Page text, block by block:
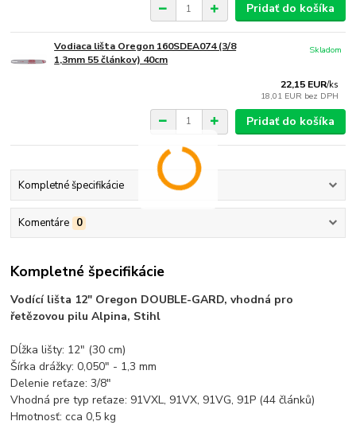
Pridať do košíka
Vodiaca lišta Oregon 160SDEA074 (3/8
1,3mm 55 článkov) 40cm
22,15 EUR/ks
18,01 EUR bez DPH
Skladom
Pridať do košíka
Kompletné špecifikácie
Komentáre 0
Kompletné špecifikácie
Vodící lišta 12" Oregon DOUBLE-GARD, vhodná pro
řetězovou pilu Alpina, Stihl
Dĺžka lišty: 12" (30 cm)
Šírka drážky: 0,050" - 1,3 mm
Delenie reťaze: 3/8"
Vhodná pre typ reťaze: 91VXL, 91VX, 91VG, 91P (44 článků)
Hmotnosť: cca 0,5 kg